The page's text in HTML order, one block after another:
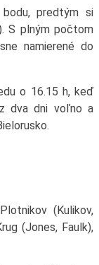
predtým si
S plným počtom
namierené do
o 16.15 h, keď
dva dni voľno a
(Kulikov,
(Jones, Faulk),